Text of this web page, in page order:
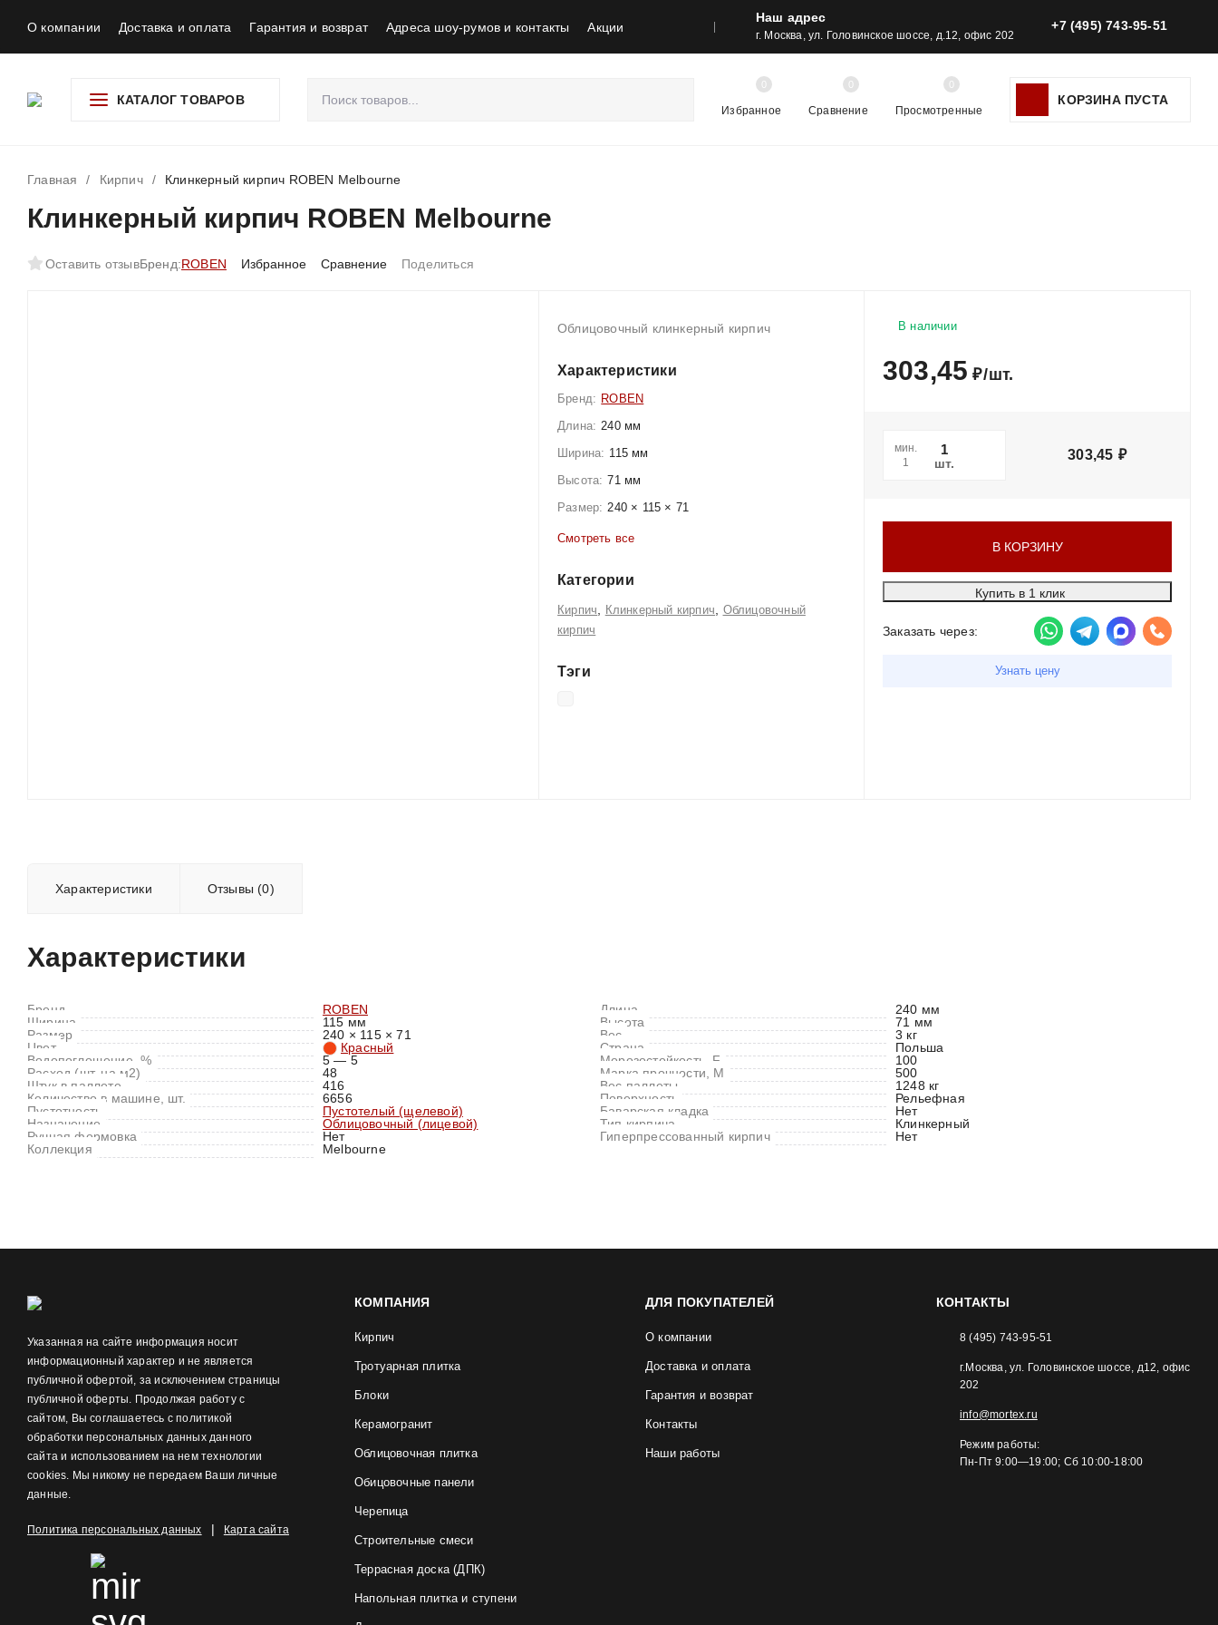
О компании Доставка и оплата Гарантия и возврат Адреса шоу-румов и контакты Акции
Наш адрес
г. Москва, ул. Головинское шоссе, д.12, офис 202
+7 (495) 743-95-51
КАТАЛОГ ТОВАРОВ
Избранное
0
Сравнение
0
Просмотренные
0
КОРЗИНА ПУСТА
Главная / Кирпич / Клинкерный кирпич ROBEN Melbourne
Клинкерный кирпич ROBEN Melbourne
Оставить отзывБренд:ROBEN Избранное Сравнение Поделиться
Облицовочный клинкерный кирпич
Характеристики
Бренд: ROBEN
Длина: 240 мм
Ширина: 115 мм
Высота: 71 мм
Размер: 240 × 115 × 71
Смотреть все
Категории
Кирпич Клинкерный кирпич
Облицовочный
кирпич
Тэги
В наличии
303,45 ₽/шт.
мин.
1
шт.
303,45 ₽
В КОРЗИНУ
Купить в 1 клик
Заказать через:
Узнать цену
Характеристики Отзывы (0)
Характеристики
Бренд ROBEN Длина
240 мм
Ширина
115 мм Высота
71 мм
Размер
240 × 115 × 71 Вес
3 кг
Цвет
Красный Страна
Польша
Водопоглощение, %
5 — 5 Морозостойкость, F
100
Расход (шт. на м2)
48 Марка прочности, M
500
Штук в паллете
416 Вес паллеты
1248 кг
Количество в машине, шт.
6656 Поверхность
Рельефная
Пустотность
Пустотелый (щелевой) Баварская кладка
Нет
Назначение
Облицовочный (лицевой) Тип кирпича
Клинкерный
Ручная формовка
Нет Гиперпрессованный кирпич
Нет
Коллекция
Melbourne
Указанная на сайте информация носит
информационный характер и не является
публичной офертой, за исключением страницы
публичной оферты. Продолжая работу с
сайтом, Вы соглашаетесь с политикой
обработки персональных данных данного
сайта и использованием на нем технологии
cookies. Мы никому не передаем Ваши личные
данные.
Политика персональных данных | Карта сайта
КОМПАНИЯ
Кирпич
Тротуарная плитка
Блоки
Керамогранит
Облицовочная плитка
Обицовочные панели
Черепица
Строительные смеси
Террасная доска (ДПК)
Напольная плитка и ступени
ДЛЯ ПОКУПАТЕЛЕЙ
О компании
Доставка и оплата
Гарантия и возврат
Контакты
Наши работы
КОНТАКТЫ
8 (495) 743-95-51
г.Москва, ул. Головинское шоссе, д12, офис
202
info@mortex.ru
Режим работы:
Пн-Пт 9:00—19:00; Сб 10:00-18:00